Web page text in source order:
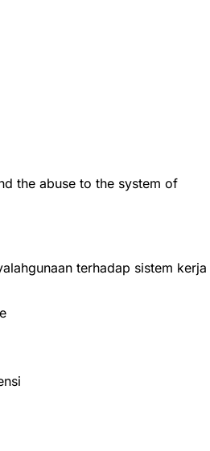
the abuse to the system of
terhadap sistem kerja